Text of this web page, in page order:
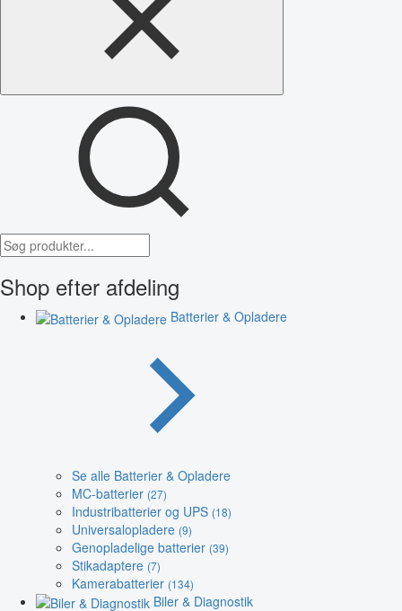
Shop efter afdeling
Batterier & Opladere
Se alle Batterier & Opladere
MC-batterier (27)
Industribatterier og UPS (18)
Universalopladere (9)
Genopladelige batterier (39)
Stikadaptere (7)
Kamerabatterier (134)
Biler & Diagnostik